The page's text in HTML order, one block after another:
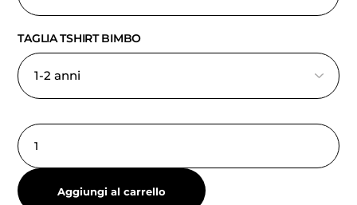
TAGLIA TSHIRT BIMBO
Aggiungi al carrello